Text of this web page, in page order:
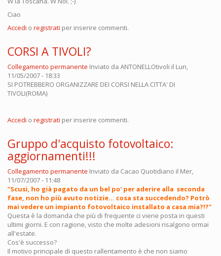
Ciao
Accedi o registrati per inserire commenti.
CORSI A TIVOLI?
Collegamento permanente Inviato da ANTONELLOtivoli il Lun,
11/05/2007 - 18:33
SI POTREBBERO ORGANIZZARE DEI CORSI NELLA CITTA' DI
TIVOLI(ROMA)
Accedi o registrati per inserire commenti.
Gruppo d'acquisto fotovoltaico:
aggiornamenti!!!
Collegamento permanente Inviato da Cacao Quotidiano il Mer,
11/07/2007 - 11:48
"Scusi, ho già pagato da un bel po' per aderire alla seconda
fase, non ho più avuto notizie... cosa sta succedendo? Potrò
mai vedere un impianto fotovoltaico installato a casa mia?!?"
Questa è la domanda che più di frequente ci viene posta in questi
ultimi giorni. E con ragione, visto che molte adesioni risalgono ormai
all'estate.
Cos'è successo?
Il motivo principale di questo rallentamento è che non siamo